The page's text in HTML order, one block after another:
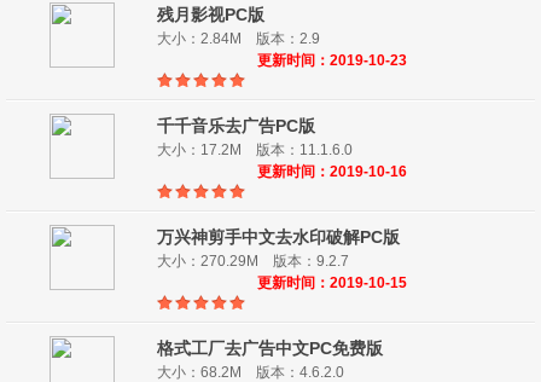
残月影视PC版
大小：2.84M 版本：2.9
更新时间：2019-10-23
千千音乐去广告PC版
大小：17.2M 版本：11.1.6.0
更新时间：2019-10-16
万兴神剪手中文去水印破解PC版
大小：270.29M 版本：9.2.7
更新时间：2019-10-15
格式工厂去广告中文PC免费版
大小：68.2M 版本：4.6.2.0